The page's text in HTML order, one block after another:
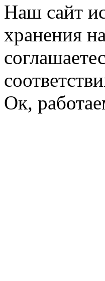
Наш сайт
хранения
Ок,